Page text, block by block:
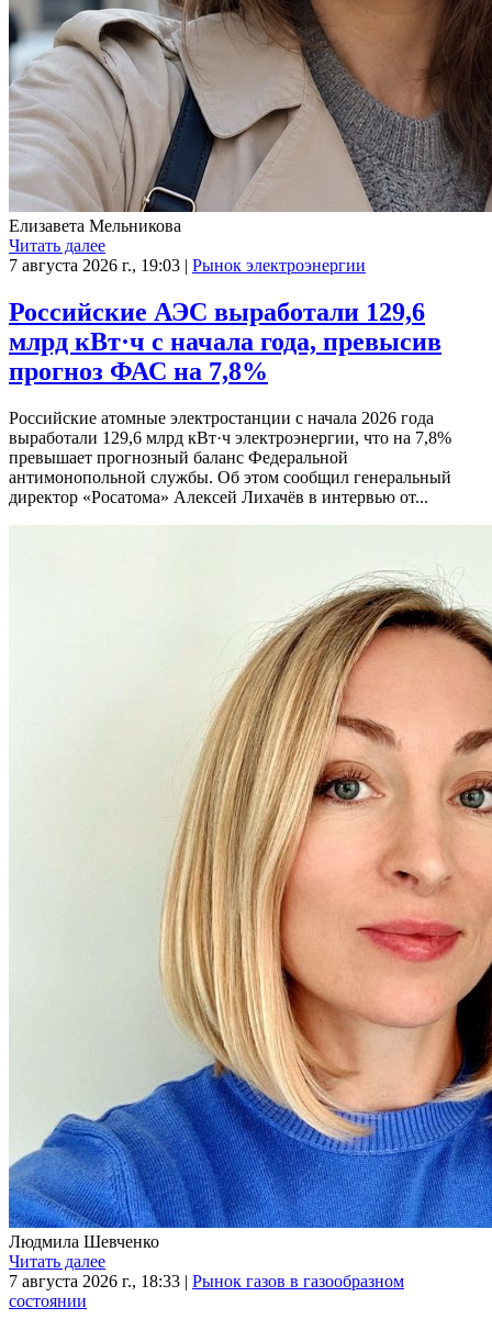
Елизавета Мельникова
Читать далее
7 августа 2026 г., 19:03 | Рынок электроэнергии
Российские АЭС выработали 129,6
млрд кВт·ч с начала года, превысив
прогноз ФАС на 7,8%
Российские атомные электростанции с начала 2026 года
выработали 129,6 млрд кВт·ч электроэнергии, что на 7,8%
превышает прогнозный баланс Федеральной
антимонопольной службы. Об этом сообщил генеральный
директор «Росатома» Алексей Лихачёв в интервью от...
Людмила Шевченко
Читать далее
7 августа 2026 г., 18:33 | Рынок газов в газообразном
состоянии